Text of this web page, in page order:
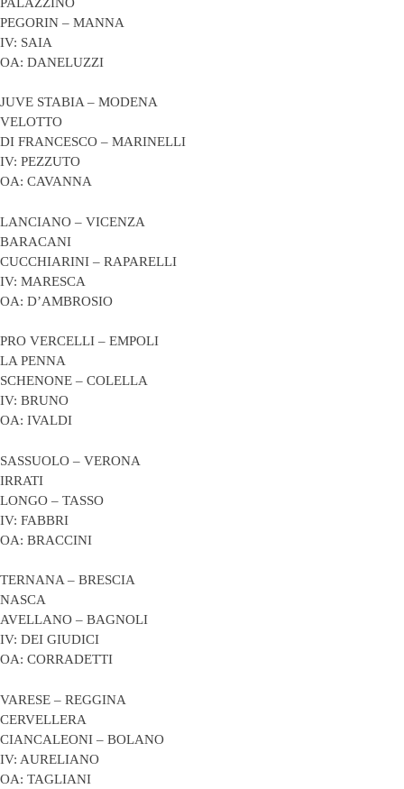
PEGORIN – MANNA
IV: SAIA
OA: DANELUZZI
JUVE STABIA – MODENA
VELOTTO
DI FRANCESCO – MARINELLI
IV: PEZZUTO
OA: CAVANNA
LANCIANO – VICENZA
BARACANI
CUCCHIARINI – RAPARELLI
IV: MARESCA
OA: D’AMBROSIO
PRO VERCELLI – EMPOLI
LA PENNA
SCHENONE – COLELLA
IV: BRUNO
OA: IVALDI
SASSUOLO – VERONA
IRRATI
LONGO – TASSO
IV: FABBRI
OA: BRACCINI
TERNANA – BRESCIA
NASCA
AVELLANO – BAGNOLI
IV: DEI GIUDICI
OA: CORRADETTI
VARESE – REGGINA
CERVELLERA
CIANCALEONI – BOLANO
IV: AURELIANO
OA: TAGLIANI